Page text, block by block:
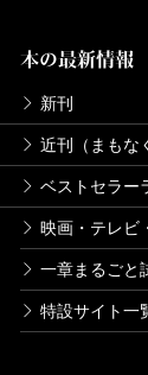
本の最新情報
新刊
近刊（まもな
ベストセラー
映画・テレビ
一章まるごと
特設サイト一